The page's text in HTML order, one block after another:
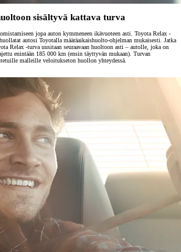
sisältyvä kattava turva
jopa auton kymmeneen ikävuoteen asti. Toyota Relax -
autosi Toyotalla määräaikaishuolto-ohjelman mukaisesti. Jatka
Relax -turva uusitaan seuraavaan huoltoon asti – autolle, joka on
enintään 185 000 km (ensin täyttyvän mukaan). Turvan
malleille veloitukseton huollon yhteydessä.